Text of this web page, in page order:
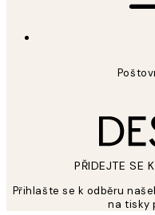
PŘIDEJTE SE
Přihlašte se k odběru
na tisky